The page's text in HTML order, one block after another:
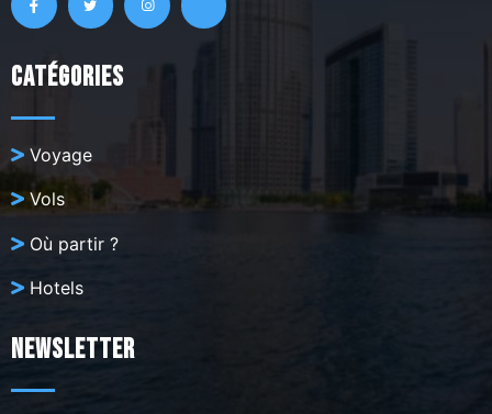
Catégories
Voyage
Vols
Où partir ?
Hotels
Newsletter